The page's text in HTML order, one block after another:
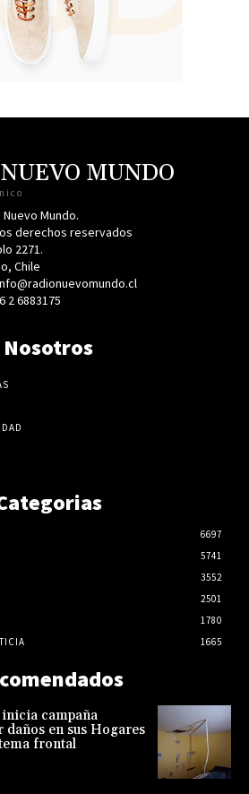
MUNDO
Mundo.
derechos reservados
2271.
Chile
2 6883175
Nosotros
6697
5741
3552
2501
1780
1665
campaña
en sus Hogares
frontal